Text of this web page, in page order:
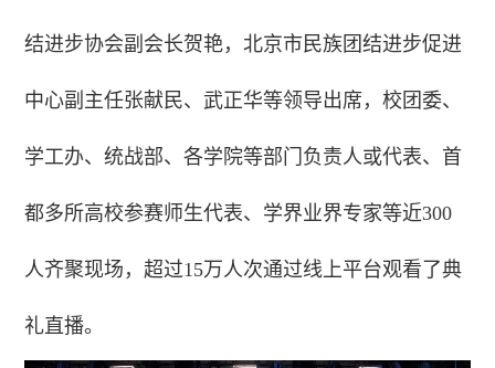
结进步协会副会长贺艳，北京市民族团结进步促进
中心副主任张献民、武正华等领导出席，校团委、
学工办、统战部、各学院等部门负责人或代表、首
都多所高校参赛师生代表、学界业界专家等近300
人齐聚现场，超过15万人次通过线上平台观看了典
礼直播。